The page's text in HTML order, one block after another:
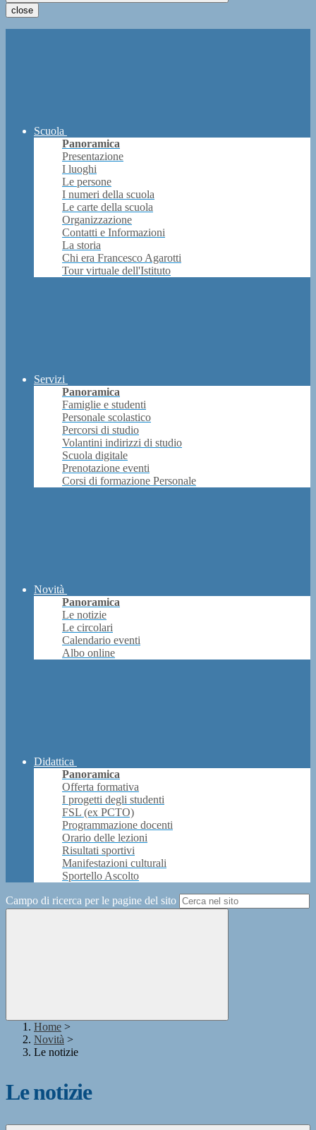
close
Scuola
Panoramica
Presentazione
I luoghi
Le persone
I numeri della scuola
Le carte della scuola
Organizzazione
Contatti e Informazioni
La storia
Chi era Francesco Agarotti
Tour virtuale dell'Istituto
Servizi
Panoramica
Famiglie e studenti
Personale scolastico
Percorsi di studio
Volantini indirizzi di studio
Scuola digitale
Prenotazione eventi
Corsi di formazione Personale
Novità
Panoramica
Le notizie
Le circolari
Calendario eventi
Albo online
Didattica
Panoramica
Offerta formativa
I progetti degli studenti
FSL (ex PCTO)
Programmazione docenti
Orario delle lezioni
Risultati sportivi
Manifestazioni culturali
Sportello Ascolto
Campo di ricerca per le pagine del sito
Home >
Novità >
Le notizie
Le notizie